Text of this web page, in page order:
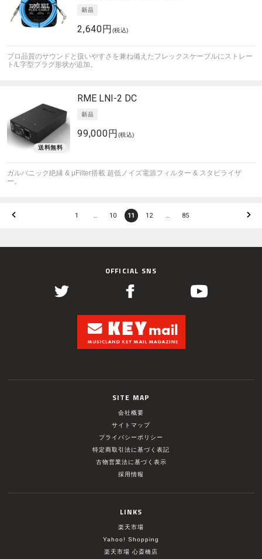
2,640円 (税込)
プロ品質のサウンドと扱いやすさを兼ね備えたフレックスケーブルにストレー
ト/L字型プラグ形状が追加。
RME LNI-2 DC
99,000円 (税込)
ガルバニック絶縁 & μFilter搭載 超低ノイズ電源フィルター & スタビライザ
ー。
1 … 10 11 12 … 85
OFFICIAL SNS
SITE MAP
会社概要
サイトマップ
プライバシーポリシー
特定商取引法に基づく表記
古物営業法に基づく表示
採用情報
LINKS
楽天市場
Yahoo! Shopping
楽天市場 心斎橋店